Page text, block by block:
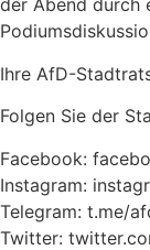
der Abend durch
Ihre AfD-
Folgen Sie der
Facebook:
Instagram:
Telegram: t.me/
Twitter: